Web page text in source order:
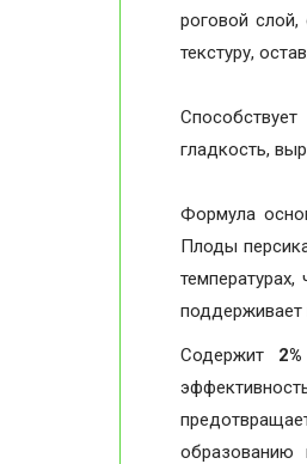
роговой слой,
текстуру,
гладкость,
Формула
Плоды
поддерживает
Содержит
образованию